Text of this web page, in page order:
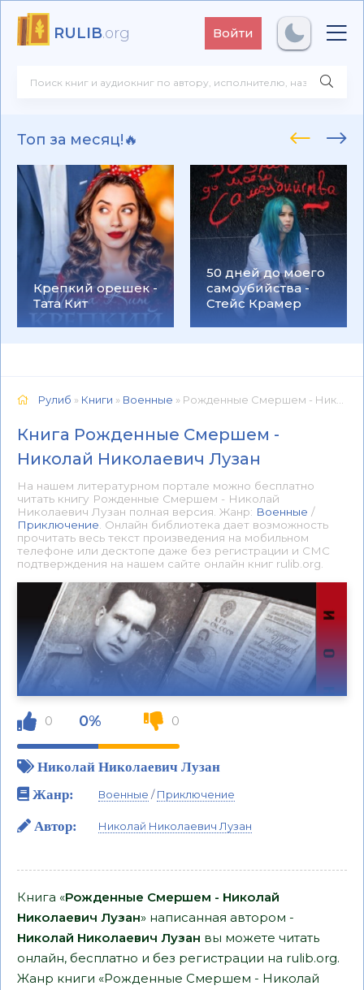
RULIB.org Войти
Топ за месяц!🔥
Крепкий орешек -
Тата Кит
50 дней до моего
самоубийства -
Стейс Крамер
Рулиб » Книги » Военные » Рожденные Смершем - Николай Николаевич Лузан 📕 - Книга онлайн бесплатно
Книга Рожденные Смершем -
Николай Николаевич Лузан
На нашем литературном портале можно бесплатно
читать книгу Рожденные Смершем - Николай
Николаевич Лузан полная версия. Жанр: Военные /
Приключение . Онлайн библиотека дает возможность
прочитать весь текст произведения на мобильном
телефоне или десктопе даже без регистрации и СМС
подтверждения на нашем сайте онлайн книг rulib.org.
0 0% 0
Николай Николаевич Лузан
Жанр:
Военные /Приключение
Автор: Николай Николаевич Лузан
Книга «Рожденные Смершем - Николай
Николаевич Лузан» написанная автором -
Николай Николаевич Лузан вы можете читать
онлайн, бесплатно и без регистрации на rulib.org.
Жанр книги «Рожденные Смершем - Николай